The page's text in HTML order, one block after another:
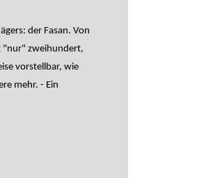
der Fasan. Von
"nur" zweihundert,
vorstellbar, wie
mehr. - Ein